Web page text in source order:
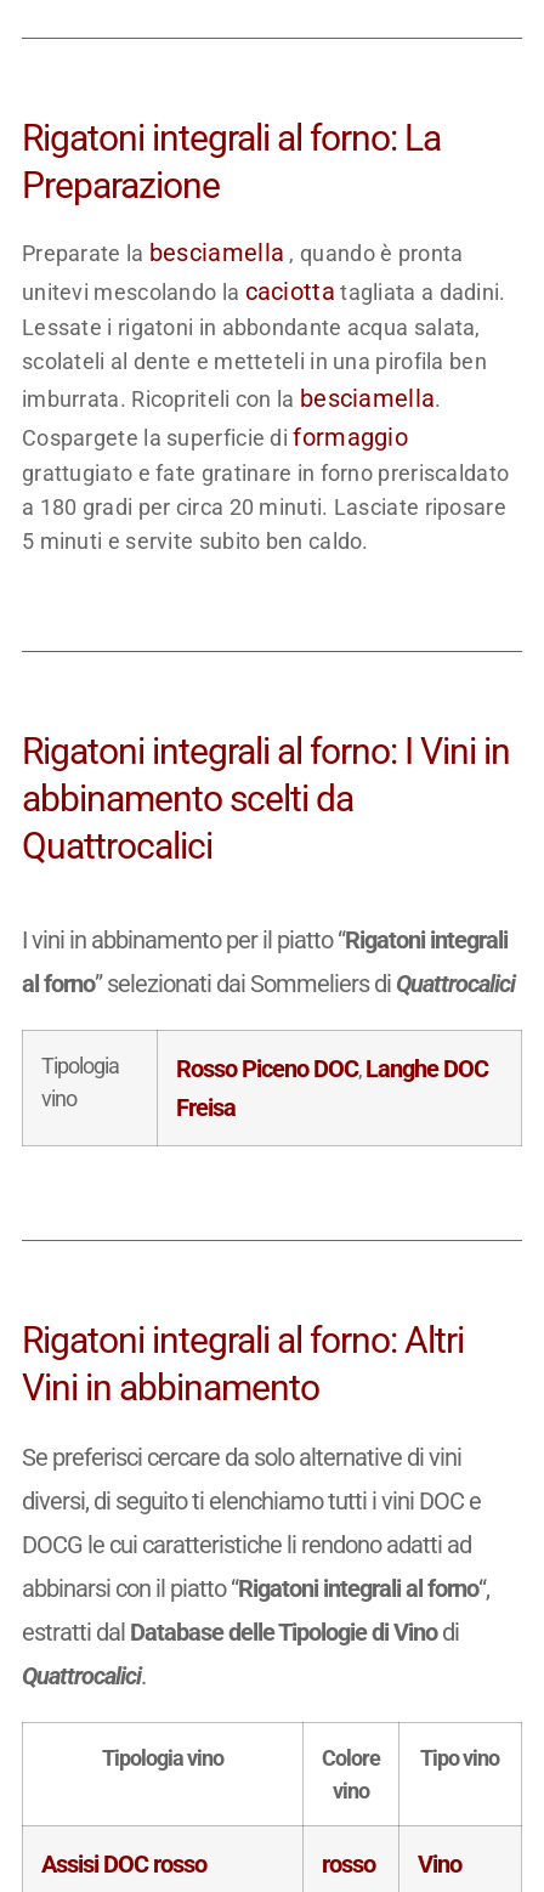
Rigatoni integrali al forno: La
Preparazione
Preparate la besciamella , quando è pronta
unitevi mescolando la caciotta tagliata a dadini.
Lessate i rigatoni in abbondante acqua salata,
scolateli al dente e metteteli in una pirofila ben
imburrata. Ricopriteli con la besciamella.
Cospargete la superficie diformaggio
grattugiato e fate gratinare in forno preriscaldato
a 180 gradi per circa 20 minuti. Lasciate riposare
5 minuti e servite subito ben caldo.
Rigatoni integrali al forno: I Vini in
abbinamento scelti da
Quattrocalici
I vini in abbinamento per il piatto “Rigatoni integrali
al forno” selezionati dai Sommeliers di Quattrocalici
Tipologia
vino
Rosso Piceno DOC,Langhe DOC
Freisa
Rigatoni integrali al forno: Altri
Vini in abbinamento
Se preferisci cercare da solo alternative di vini
diversi, di seguito ti elenchiamo tutti i vini DOC e
DOCG le cui caratteristiche li rendono adatti ad
abbinarsi con il piatto “Rigatoni integrali al forno“,
estratti dal Database delle Tipologie di Vinodi
Quattrocalici.
Tipologia vino
Colore
vino
Tipo vino
Assisi DOC rosso rosso
Vino